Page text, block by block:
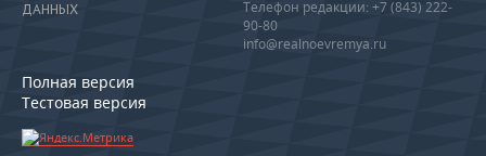
ДАННЫХ
Полная версия
Тестовая версия
Телефон редакции: +7 (843) 222-
90-80
info@realnoevremya.ru